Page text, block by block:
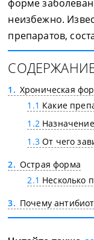
форме
неизбежно.
препаратов,
1
Хроническая
1.1 Какие
1.2Назначение
1.3От чего
2
Острая форма
2.1 Несколько
3
Почему